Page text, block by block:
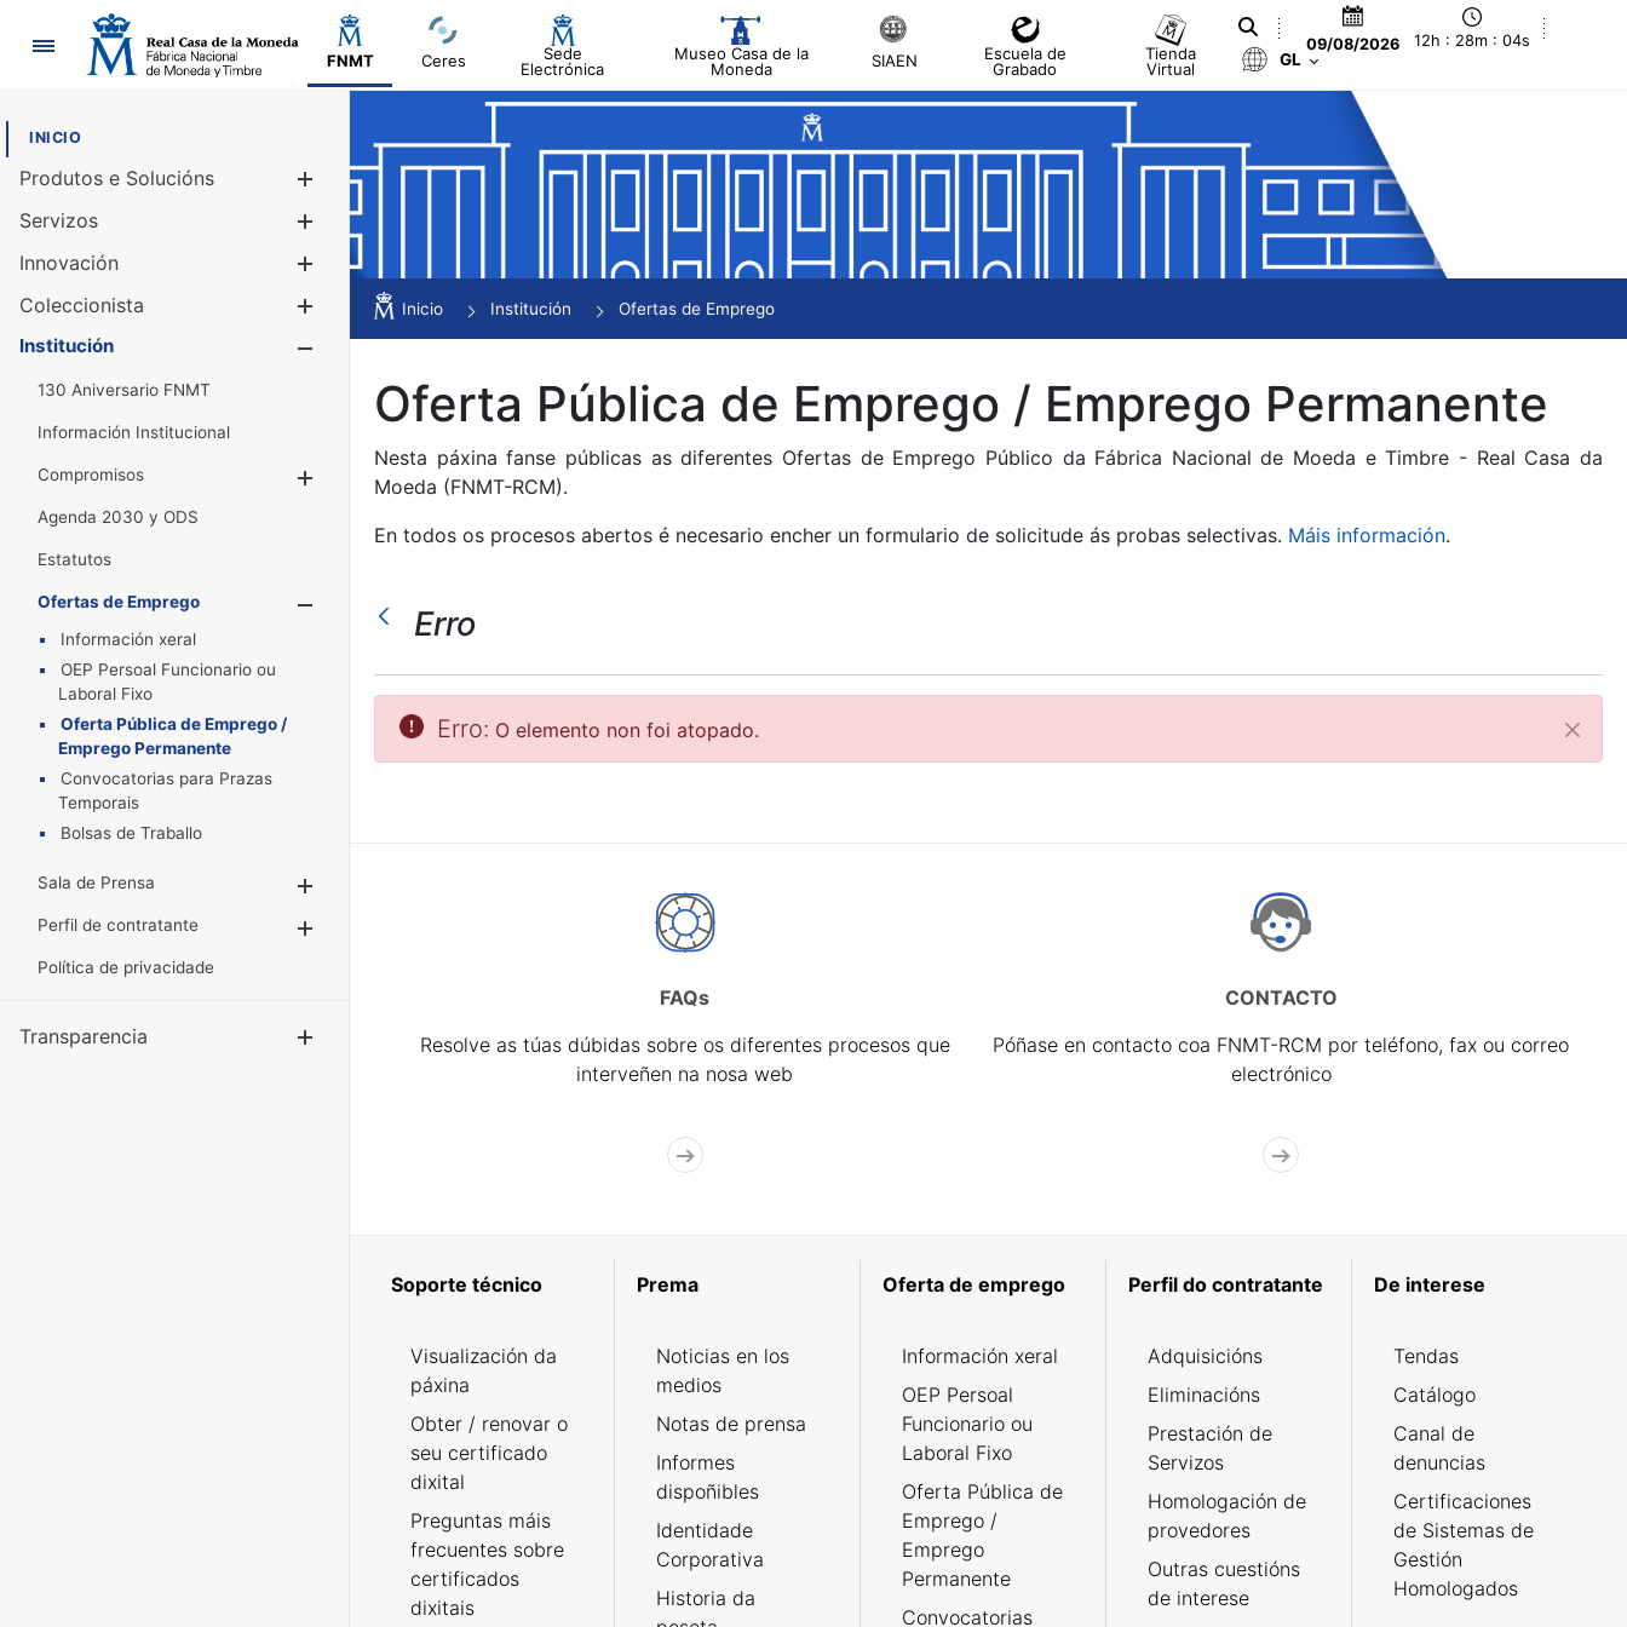
Navegación
FNMT Ceres
Sede
Electrónica
Museo Casa de la
Moneda
SIAEN
Escuela de
Grabado
Tienda
Virtual
09/08/2026 12h : 28m : 04s
GL
INICIO
Produtos e Solucións
Mostrar/Ocultar
Servizos
Innovación
Coleccionista
Mostrar/Ocultar
Institución
130 Aniversario FNMT
Información Institucional
Compromisos
Mostrar/Ocultar
Agenda 2030 y ODS
Estatutos
Ofertas de Emprego
Información xeral
OEP Persoal Funcionario ou
Laboral Fixo
Oferta Pública de Emprego /
Emprego Permanente
Convocatorias para Prazas
Temporais
Bolsas de Traballo
Sala de Prensa
Perfil de contratante
Política de privacidade
Transparencia Mostrar/Ocultar
Inicio Institución Ofertas de Emprego
Oferta Pública de Emprego / Emprego Permanente
Nesta páxina fanse públicas as diferentes Ofertas de Emprego Público da Fábrica Nacional de Moeda e Timbre - Real Casa da
Moeda (FNMT-RCM).
En todos os procesos abertos é necesario encher un formulario de solicitude ás probas selectivas. Máis información.
Erro
Erro: O elemento non foi atopado.
FAQs
Resolve as túas dúbidas sobre os diferentes procesos que
interveñen na nosa web
CONTACTO
Póñase en contacto coa FNMT-RCM por teléfono, fax ou correo
electrónico
Soporte técnico
Visualización da
páxina
Obter / renovar o
seu certificado
dixital
Preguntas máis
frecuentes sobre
certificados
dixitais
Prema
Noticias en los
medios
Notas de prensa
Informes
dispoñibles
Identidade
Corporativa
Historia da
Oferta de emprego
Información xeral
OEP Persoal
Funcionario ou
Laboral Fixo
Oferta Pública de
Emprego /
Emprego
Permanente
Convocatorias
Perfil do contratante
Adquisicións
Eliminacións
Prestación de
Servizos
Homologación de
provedores
Outras cuestións
de interese
De interese
Tendas
Catálogo
Canal de
denuncias
Certificaciones
de Sistemas de
Gestión
Homologados